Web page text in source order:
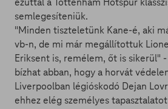
semlegesíteniük.
"Minden tiszteletünk Kane-é, aki
vb-n, de mi már megállítottuk
Eriksent is, remélem, őt is sikerül"
bízhat abban, hogy a horvát
Liverpoolban légióskodó Dejan
ehhez elég személyes